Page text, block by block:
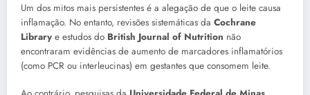
Um dos mitos mais persistentes é a alegação de que o leite causa
inflamação. No entanto, revisões sistemáticas da Cochrane
Library e estudos do British Journal of Nutrition não
encontraram evidências de aumento de marcadores inflamatórios
(como PCR ou interleucinas) em gestantes que consomem leite.